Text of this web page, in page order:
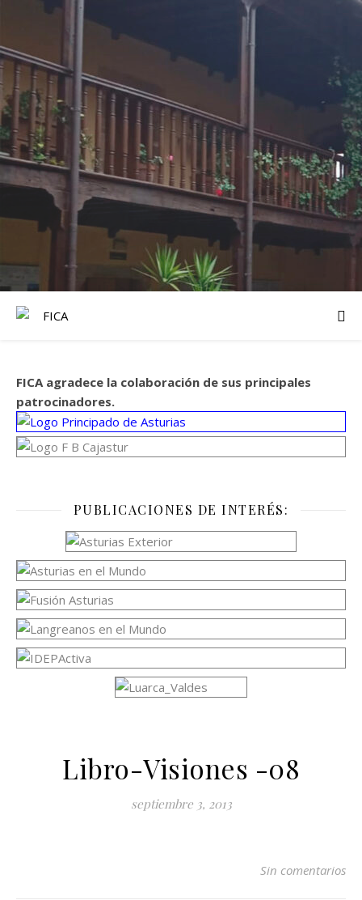
FICA agradece la colaboración de sus principales
patrocinadores.
PUBLICACIONES DE INTERÉS:
Libro-Visiones -08
septiembre 3, 2013
Sin comentarios